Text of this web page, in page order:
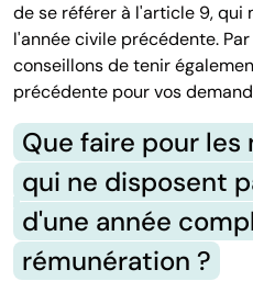
de se référer à l'article 9, qui
l'année civile précédente.
conseillons de tenir
précédente pour vos
Que faire pour les
qui ne disposent
d'une année
rémunération ?